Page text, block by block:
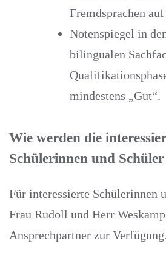
Fremdsprachen
Notenspiegel in
bilingualen
mindestens „Gut“.
Wie werden die
Schülerinnen und
Für interessierte Schülerinnen
Frau Rudoll und Herr
Ansprechpartner zur Verfügung.